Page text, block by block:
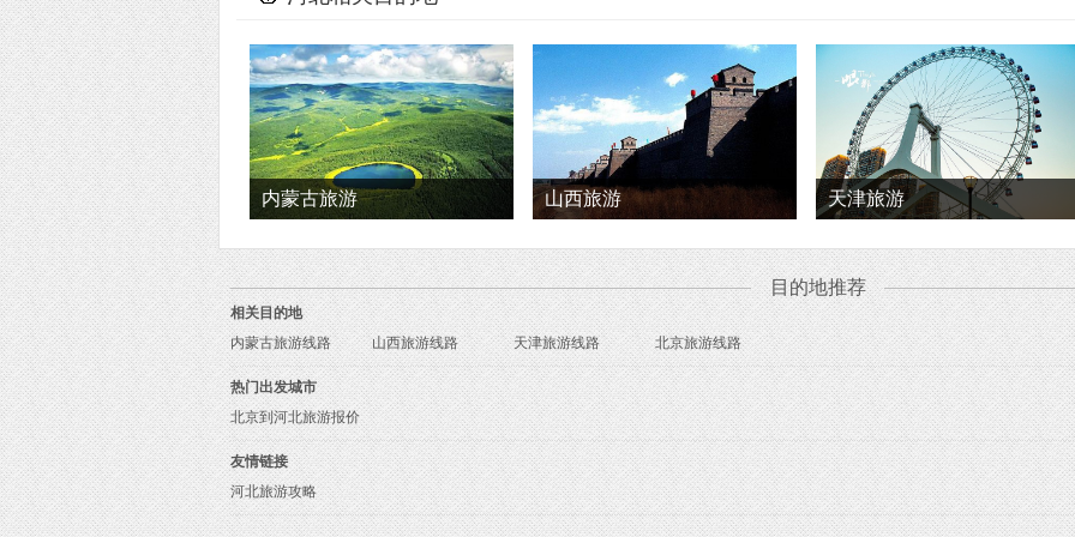
内蒙古旅游 山西旅游 天津旅游
目的地推荐
相关目的地
内蒙古旅游线路
山西旅游线路 天津旅游线路 北京旅游线路
热门出发城市
北京到河北旅游报价
友情链接
河北旅游攻略